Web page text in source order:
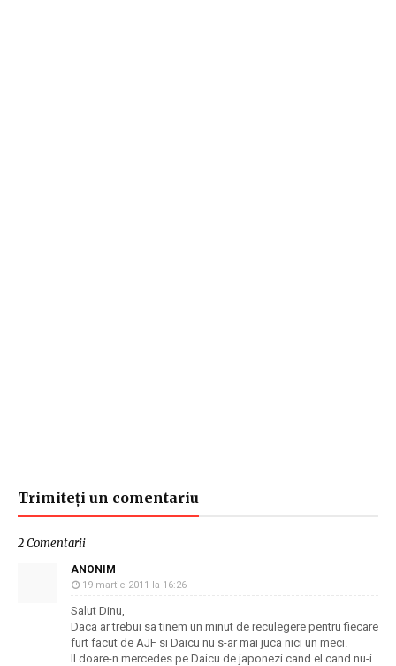
Trimiteți un comentariu
2 Comentarii
ANONIM
19 martie 2011 la 16:26
Salut Dinu,
Daca ar trebui sa tinem un minut de reculegere pentru fiecare
furt facut de AJF si Daicu nu s-ar mai juca nici un meci.
Il doare-n mercedes pe Daicu de japonezi cand el cand nu-i